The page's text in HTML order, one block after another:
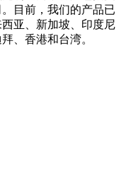
目前，我们的产品已
亚、新加坡、印度尼
、香港和台湾。